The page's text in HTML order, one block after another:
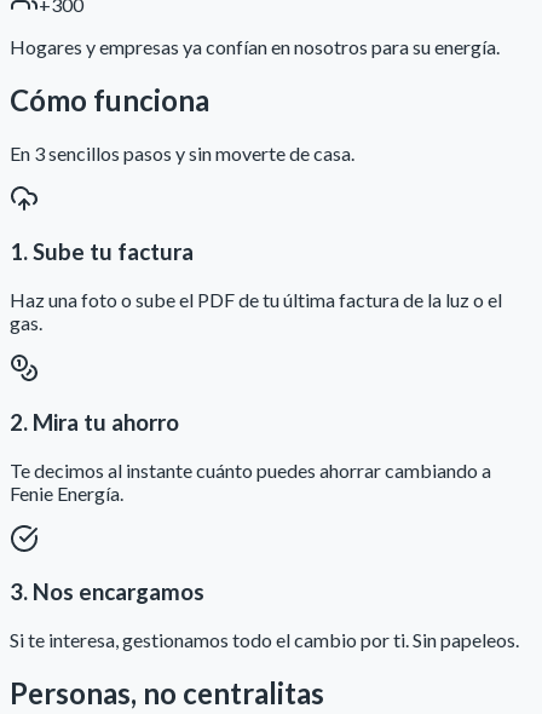
Hogares y empresas ya confían en nosotros para su energía.
Cómo funciona
En 3 sencillos pasos y sin moverte de casa.
1. Sube tu factura
Haz una foto o sube el PDF de tu última factura de la luz o el
gas.
2. Mira tu ahorro
Te decimos al instante cuánto puedes ahorrar cambiando a
Fenie Energía.
3. Nos encargamos
Si te interesa, gestionamos todo el cambio por ti. Sin papeleos.
Personas, no centralitas